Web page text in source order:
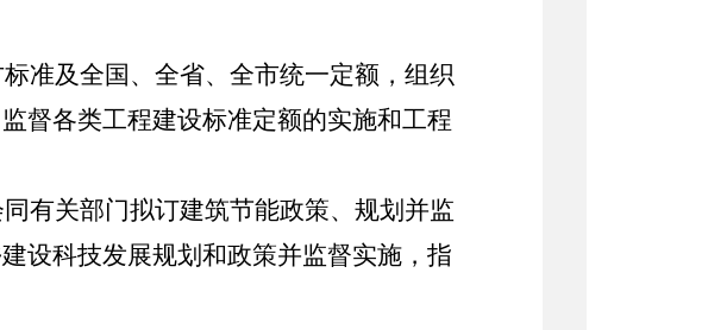
准及全国、全省、全市统一定额， 组织
督各类工程建设标准定额的实施和工程
有关部门拟订建筑节能政策、规划并监
设科技发展规划和政策并监督实施，指